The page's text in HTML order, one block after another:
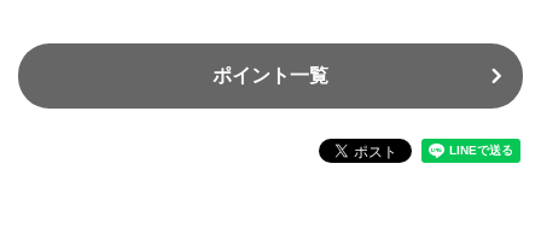
ポイント一覧